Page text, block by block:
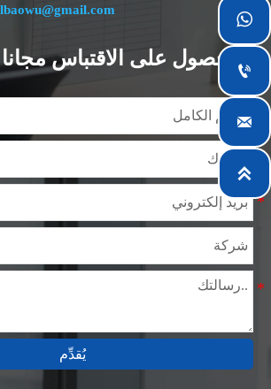
تقع شركتنا في مدينة ووشي، بمقاطعة
أكبر مركز لمعالجة الصلب في الصين.
في الصناعة لأكثر من
مشاريع صلب السيليكون، كما أننا
يمكننا التصميم والتخصيص وفقًا
تدريجياً ولدينا الآن خمس مستودعات
ومرافق متخصصة لمعالجة الصلب تقدم
الحصول على الاقتباس مجانا
يُقدِّم



